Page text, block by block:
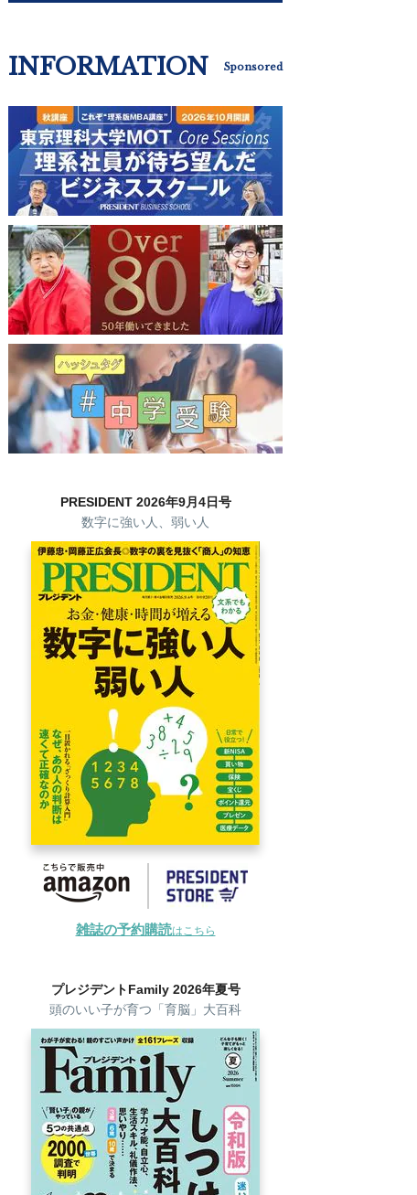
INFORMATION Sponsored
PRESIDENT 2026年9月4日号
数字に強い人、弱い人
雑誌の予約購読はこちら
プレジデントFamily 2026年夏号
頭のいい子が育つ「育脳」大百科